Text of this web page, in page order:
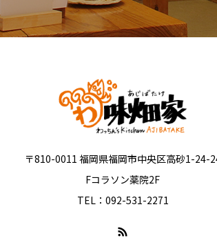
〒810-0011 福岡県福岡市中央区高砂1-24-
Fコラソン薬院2F
TEL：092-531-2271